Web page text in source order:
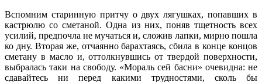
Вспомним старинную притчу о двух лягушках, попавших в
кастрюлю со сметаной. Одна из них, поняв тщетность всех
усилий, предпочла не мучаться и, сложив лапки, мирно пошла
ко дну. Вторая же, отчаянно барахтаясь, сбила в конце концов
сметану в масло и, оттолкнувшись от твердой поверхности,
выбралась таки на свободу. «Мораль сей басни» очевидна: не
сдавайтесь ни перед какими трудностями, сколь бы